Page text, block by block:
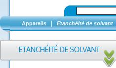
Appareils Etanchéité de solvant